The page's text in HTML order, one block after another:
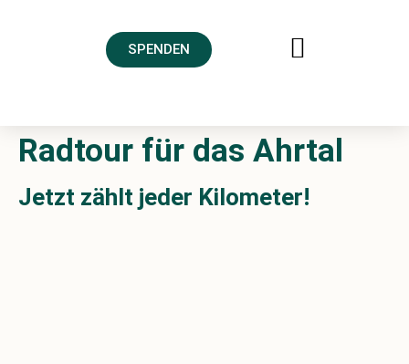
SPENDEN
Radtour für das Ahrtal
Jetzt zählt jeder Kilometer!